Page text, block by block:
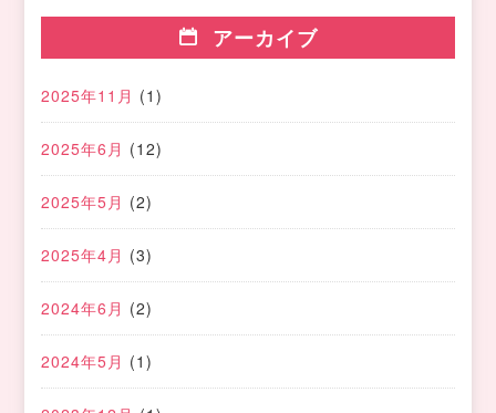
アーカイブ
2025年11月 (1)
2025年6月 (12)
2025年5月 (2)
2025年4月 (3)
2024年6月 (2)
2024年5月 (1)